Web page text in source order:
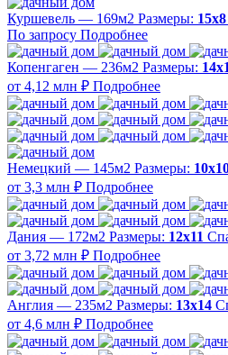
Куршевель — 169м2 Размеры: 15х8
По запросу Подробнее
Копенгаген — 236м2 Размеры:
от 4,12 млн ₽ Подробнее
Немецкий — 145м2 Размеры:
от 3,3 млн ₽ Подробнее
Дания — 172м2 Размеры: 12х11
от 3,72 млн ₽ Подробнее
Англия — 235м2 Размеры: 13х14
от 4,6 млн ₽ Подробнее